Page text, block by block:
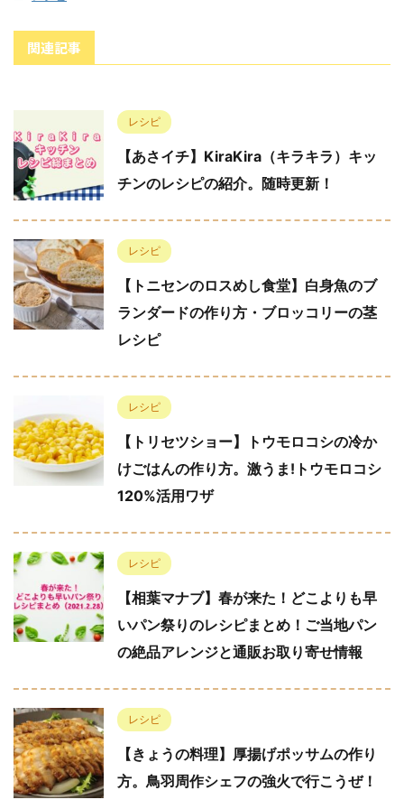
関連記事
レシピ
【あさイチ】KiraKira（キラキラ）キッ
チンのレシピの紹介。随時更新！
レシピ
【トニセンのロスめし食堂】白身魚のブ
ランダードの作り方・ブロッコリーの茎
レシピ
レシピ
【トリセツショー】トウモロコシの冷か
けごはんの作り方。激うま!トウモロコシ
120%活用ワザ
レシピ
【相葉マナブ】春が来た！どこよりも早
いパン祭りのレシピまとめ！ご当地パン
の絶品アレンジと通販お取り寄せ情報
レシピ
【きょうの料理】厚揚げポッサムの作り
方。鳥羽周作シェフの強火で行こうぜ！